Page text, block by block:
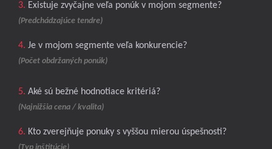
3. Existuje zvyčajne veľa ponúk v mojom segmente?
(Predchádzajúce tendre)
4. Je v mojom segmente veľa konkurencie?
(Počet obdržaných ponúk)
5. Aké sú bežné hodnotiace kritériá?
(Najnižšia cena / kvalita)
6. Kto zverejňuje ponuky s vyššou mierou úspešnosti?